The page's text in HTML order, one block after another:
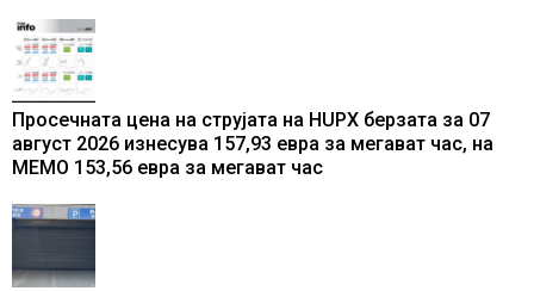
Просечната цена на струјата на HUPX берзата за 07
август 2026 изнесува 157,93 евра за мегават час, на
МЕМО 153,56 евра за мегават час